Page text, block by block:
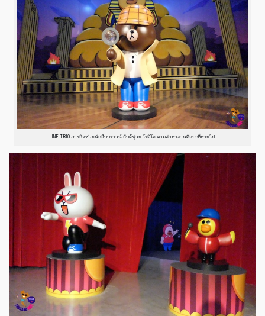
LINE TRIO ภารกิจช่วยนักสืบบราวน์ กับผ้ชู่วย โรมิโอ ตามล่าหางานศิลปะที่หายไป